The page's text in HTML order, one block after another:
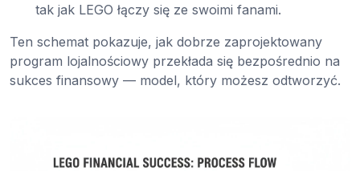
tak jak LEGO łączy się ze swoimi fanami.
Ten schemat pokazuje, jak dobrze zaprojektowany
program lojalnościowy przekłada się bezpośrednio na
sukces finansowy — model, który możesz odtworzyć.